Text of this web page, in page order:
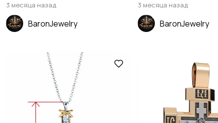
3 месяца назад
BaronJewelry
3 месяца назад
BaronJewelry